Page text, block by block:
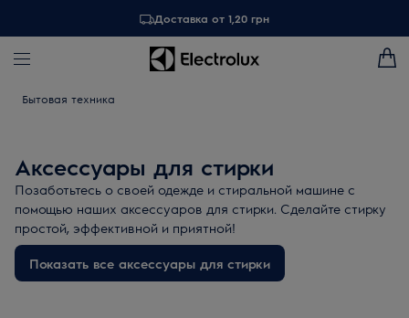
Доставка от 1,20 грн
Бытовая техника
Аксессуары для стирки
Позаботьтесь о своей одежде и стиральной машине с
помощью наших аксессуаров для стирки. Сделайте стирку
простой, эффективной и приятной!
Показать все аксессуары для стирки